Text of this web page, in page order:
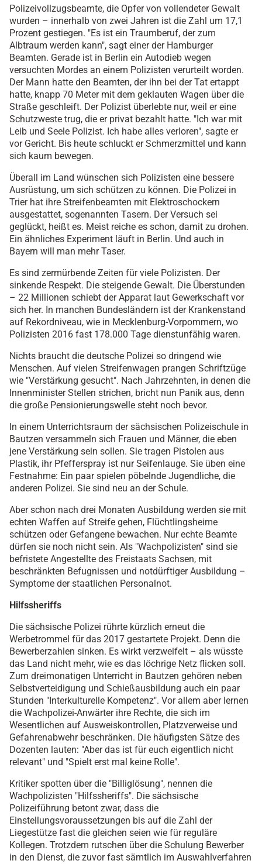
Polizeivollzugsbeamte, die Opfer von vollendeter Gewalt
wurden – innerhalb von zwei Jahren ist die Zahl um 17,1
Prozent gestiegen. "Es ist ein Traumberuf, der zum
Albtraum werden kann", sagt einer der Hamburger
Beamten. Gerade ist in Berlin ein Autodieb wegen
versuchten Mordes an einem Polizisten verurteilt worden.
Der Mann hatte den Beamten, der ihn bei der Tat ertappt
hatte, knapp 70 Meter mit dem geklauten Wagen über die
Straße geschleift. Der Polizist überlebte nur, weil er eine
Schutzweste trug, die er privat bezahlt hatte. "Ich war mit
Leib und Seele Polizist. Ich habe alles verloren", sagte er
vor Gericht. Bis heute schluckt er Schmerzmittel und kann
sich kaum bewegen.
Überall im Land wünschen sich Polizisten eine bessere
Ausrüstung, um sich schützen zu können. Die Polizei in
Trier hat ihre Streifenbeamten mit Elektroschockern
ausgestattet, sogenannten Tasern. Der Versuch sei
geglückt, heißt es. Meist reiche es schon, damit zu drohen.
Ein ähnliches Experiment läuft in Berlin. Und auch in
Bayern will man mehr Taser.
Es sind zermürbende Zeiten für viele Polizisten. Der
sinkende Respekt. Die steigende Gewalt. Die Überstunden
– 22 Millionen schiebt der Apparat laut Gewerkschaft vor
sich her. In manchen Bundesländern ist der Krankenstand
auf Rekordniveau, wie in Mecklenburg-Vorpommern, wo
Polizisten 2016 fast 178.000 Tage dienstunfähig waren.
Nichts braucht die deutsche Polizei so dringend wie
Menschen. Auf vielen Streifenwagen prangen Schriftzüge
wie "Verstärkung gesucht". Nach Jahrzehnten, in denen die
Innenminister Stellen strichen, bricht nun Panik aus, denn
die große Pensionierungswelle steht noch bevor.
In einem Unterrichtsraum der sächsischen Polizeischule in
Bautzen versammeln sich Frauen und Männer, die eben
jene Verstärkung sein sollen. Sie tragen Pistolen aus
Plastik, ihr Pfefferspray ist nur Seifenlauge. Sie üben eine
Festnahme: Ein paar spielen pöbelnde Jugendliche, die
anderen Polizei. Sie sind neu an der Schule.
Aber schon nach drei Monaten Ausbildung werden sie mit
echten Waffen auf Streife gehen, Flüchtlingsheime
schützen oder Gefangene bewachen. Nur echte Beamte
dürfen sie noch nicht sein. Als "Wachpolizisten" sind sie
befristete Angestellte des Freistaats Sachsen, mit
beschränkten Befugnissen und notdürftiger Ausbildung –
Symptome der staatlichen Personalnot.
Hilfssheriffs
Die sächsische Polizei rührte kürzlich erneut die
Werbetrommel für das 2017 gestartete Projekt. Denn die
Bewerberzahlen sinken. Es wirkt verzweifelt – als wüsste
das Land nicht mehr, wie es das löchrige Netz flicken soll.
Zum dreimonatigen Unterricht in Bautzen gehören neben
Selbstverteidigung und Schießausbildung auch ein paar
Stunden "Interkulturelle Kompetenz". Vor allem aber lernen
die Wachpolizei-Anwärter ihre Rechte, die sich im
Wesentlichen auf Ausweiskontrollen, Platzverweise und
Gefahrenabwehr beschränken. Die häufigsten Sätze des
Dozenten lauten: "Aber das ist für euch eigentlich nicht
relevant" und "Spielt erst mal keine Rolle".
Kritiker spotten über die "Billiglösung", nennen die
Wachpolizisten "Hilfssheriffs". Die sächsische
Polizeiführung betont zwar, dass die
Einstellungsvoraussetzungen bis auf die Zahl der
Liegestütze fast die gleichen seien wie für reguläre
Kollegen. Trotzdem rutschen über die Schulung Bewerber
in den Dienst, die zuvor fast sämtlich im Auswahlverfahren